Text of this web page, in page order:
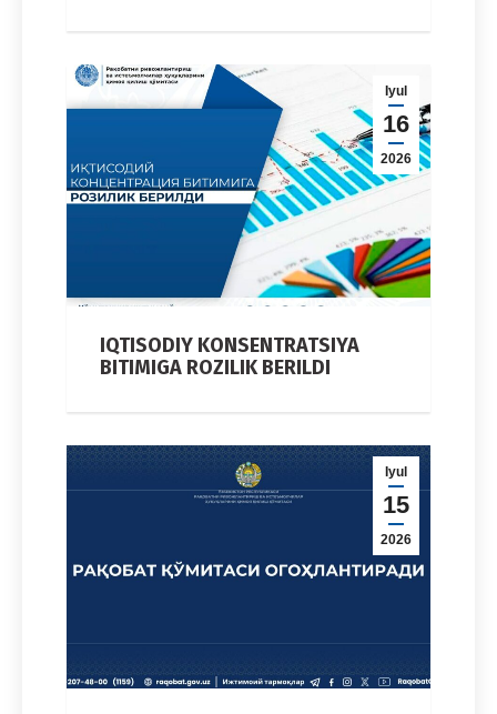
Iyul
16
2026
IQTISODIY KONSENTRATSIYA
BITIMIGA ROZILIK BERILDI
Iyul
15
2026